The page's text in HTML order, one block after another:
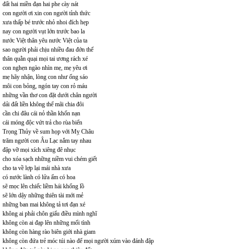
đất hai miền đạn hai phe cày nát
con người ơi xin con người tỉnh thức
xưa thấp bé trước nhỏ nhoi đích hẹp
nay con người vụt lớn trước bao la
nước Việt thân yêu nước Việt của ta
sao người phải chịu nhiều đau đớn thế
thân quằn quại mọi tai ương rách xé
con nghẹn ngào nhìn mẹ, mẹ yêu ơi
mẹ hãy nhận, lòng con như ống sáo
môi con bỏng, ngón tay con rỏ máu
những vần thơ con đặt dưới chân người
dải đất liền không thể mãi chia đôi
cần chi đâu cái nỏ thần khốn nạn
cái móng độc vứt trả cho rùa biển
Trọng Thủy về sum họp với Mỵ Châu
trăm người con Âu Lạc nắm tay nhau
đập vỡ mọi xích xiêng đê nhục
cho xóa sạch những niềm vui chém giết
cho ta về lợp lại mái nhà xưa
có nước lành có lửa ấm có hoa
sẽ mọc lên chiếc liềm hái khổng lồ
sẽ lớn dậy những thiên tài mới mẻ
những ban mai không tả tơi đạn xé
không ai phải chôn giấu điều mình nghĩ
không còn ai đạp lên những mối tình
không còn hàng rào biên giới nhà giam
không còn đứa trẻ móc túi nào để mọi người xúm vào đánh đập